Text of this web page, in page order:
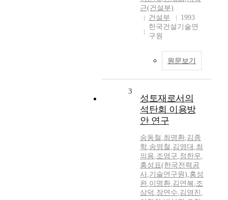
근(건설부)
건설부
1993
한국건설기술연
구원
원문보기
3
성토재로서의
석탄회 이용방
안 연구
송동철 ,최명환,김종
학,송영철 ,김영대 ,최
의용,조영구,정한우,
홍성표(한국전력공
사,기술연구원),홍성
완,이명환,김연복,조
삼덕 ,장연수,김영진 ,